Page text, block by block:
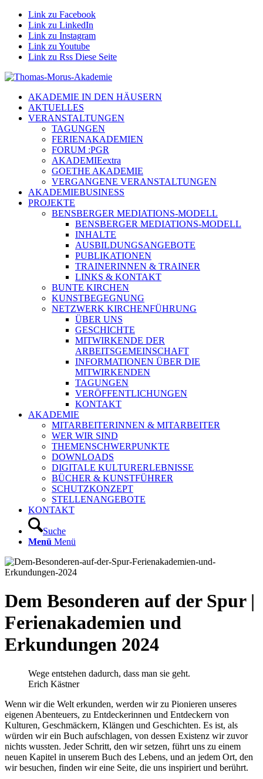
Link zu Facebook
Link zu LinkedIn
Link zu Instagram
Link zu Youtube
Link zu Rss Diese Seite
AKADEMIE IN DEN HÄUSERN
AKTUELLES
VERANSTALTUNGEN
TAGUNGEN
FERIENAKADEMIEN
FORUM :PGR
AKADEMIEextra
GOETHE AKADEMIE
VERGANGENE VERANSTALTUNGEN
AKADEMIEBUSINESS
PROJEKTE
BENSBERGER MEDIATIONS-MODELL
BENSBERGER MEDIATIONS-MODELL
INHALTE
AUSBILDUNGSANGEBOTE
PUBLIKATIONEN
TRAINERINNEN & TRAINER
LINKS & KONTAKT
BUNTE KIRCHEN
KUNSTBEGEGNUNG
NETZWERK KIRCHENFÜHRUNG
ÜBER UNS
GESCHICHTE
MITWIRKENDE DER
ARBEITSGEMEINSCHAFT
INFORMATIONEN ÜBER DIE
MITWIRKENDEN
TAGUNGEN
VERÖFFENTLICHUNGEN
KONTAKT
AKADEMIE
MITARBEITERINNEN & MITARBEITER
WER WIR SIND
THEMENSCHWERPUNKTE
DOWNLOADS
DIGITALE KULTURERLEBNISSE
BÜCHER & KUNSTFÜHRER
SCHUTZKONZEPT
STELLENANGEBOTE
KONTAKT
Suche
Menü Menü
Dem Besonderen auf der Spur |
Ferienakademien und
Erkundungen 2024
Wege entstehen dadurch, dass man sie geht.
Erich Kästner
Wenn wir die Welt erkunden, werden wir zu Pionieren unseres
eigenen Abenteuers, zu Entdeckerinnen und Entdeckern von
Kulturen, Geschmäckern, Klängen und Geschichten. Es ist, als
würden wir ein Buch aufschlagen, von dessen Existenz wir zuvor
nichts wussten. Jeder Schritt, den wir setzen, führt uns zu einem
neuen Kapitel in unserem Buch des Lebens, und an jedem Ort, den
wir besuchen, finden wir eine Seite, die uns inspiriert und berührt.